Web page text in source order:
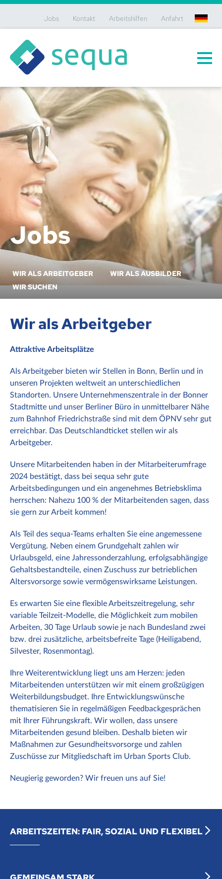
Jobs Kontakt Arbeitshilfen Anfahrt de
Jobs
WIR ALS ARBEITGEBER
WIR ALS AUSBILDER
WIR SUCHEN
Wir als Arbeitgeber
Attraktive Arbeitsplätze
Als Arbeitgeber bieten wir Stellen in Bonn, Berlin und in
unseren Projekten weltweit an unterschiedlichen
Standorten. Unsere Unternehmenszentrale in der Bonner
Stadtmitte und unser Berliner Büro in unmittelbarer Nähe
zum Bahnhof Friedrichstraße sind mit dem ÖPNV sehr gut
erreichbar. Das Deutschlandticket stellen wir als
Arbeitgeber.
Unsere Mitarbeitenden haben in der Mitarbeiterumfrage
2024 bestätigt, dass bei sequa sehr gute
Arbeitsbedingungen und ein angenehmes Betriebsklima
herrschen: Nahezu 100 % der Mitarbeitenden sagen, dass
sie gern zur Arbeit kommen!
Als Teil des sequa-Teams erhalten Sie eine angemessene
Vergütung. Neben einem Grundgehalt zahlen wir
Urlaubsgeld, eine Jahressonderzahlung, erfolgsabhängige
Gehaltsbestandteile, einen Zuschuss zur betrieblichen
Altersvorsorge sowie vermögenswirksame Leistungen.
Es erwarten Sie eine flexible Arbeitszeitregelung, sehr
variable Teilzeit-Modelle, die Möglichkeit zum mobilen
Arbeiten, 30 Tage Urlaub sowie je nach Bundesland zwei
bzw. drei zusätzliche, arbeitsbefreite Tage (Heiligabend,
Silvester, Rosenmontag).
Ihre Weiterentwicklung liegt uns am Herzen: jeden
Mitarbeitenden unterstützen wir mit einem großzügigen
Weiterbildungsbudget. Ihre Entwicklungswünsche
thematisieren Sie in regelmäßigen Feedbackgesprächen
mit Ihrer Führungskraft. Wir wollen, dass unsere
Mitarbeitenden gesund bleiben. Deshalb bieten wir
Maßnahmen zur Gesundheitsvorsorge und zahlen
Zuschüsse zur Mitgliedschaft im Urban Sports Club.
Neugierig geworden? Wir freuen uns auf Sie!
ARBEITSZEITEN: FAIR, SOZIAL UND FLEXIBEL